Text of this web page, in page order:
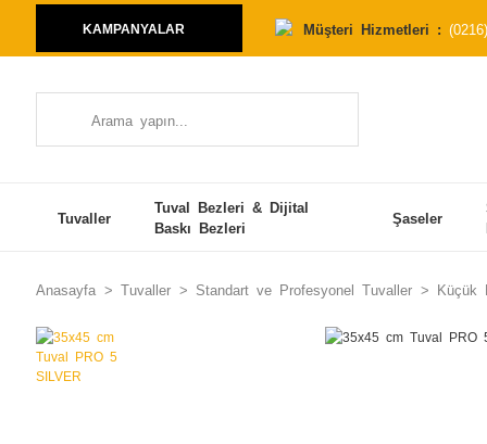
KAMPANYALAR Müşteri Hizmetleri :
Tuvaller
Tuval Bezleri & Dijital
Baskı Bezleri
Şaseler
Anasayfa Tuvaller Standart ve Profesyonel Tuvaller Küçük